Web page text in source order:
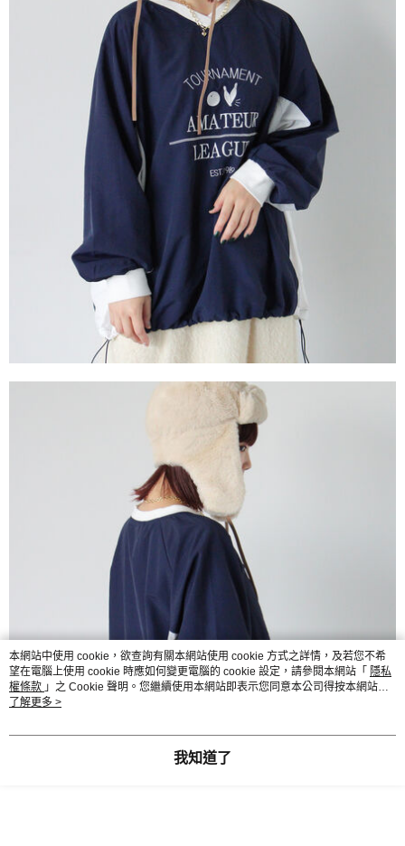
本網站中使用 cookie，欲查詢有關本網站使用 cookie 方式之詳情，及若您不希
望在電腦上使用 cookie 時應如何變更電腦的 cookie 設定，請參閱本網站「 隱私
權條款 」之 Cookie 聲明。您繼續使用本網站即表示您同意本公司得按本網站使
用條款之 Cookie 聲明使用 cookie。
了解更多 >
我知道了